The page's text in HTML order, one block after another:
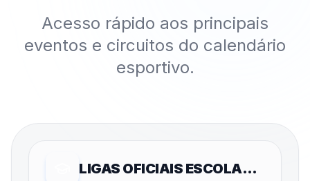
Acesso rápido aos principais
eventos e circuitos do calendário
esportivo.
LIGAS OFICIAIS ESCOLARES